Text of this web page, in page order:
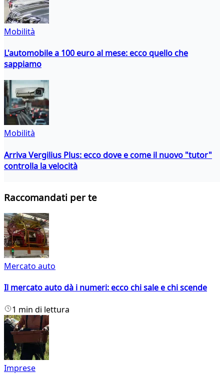
Mobilità
L'automobile a 100 euro al mese: ecco quello che
sappiamo
Mobilità
Arriva Vergilius Plus: ecco dove e come il nuovo "tutor"
controlla la velocità
Raccomandati per te
Mercato auto
Il mercato auto dà i numeri: ecco chi sale e chi scende
1 min di lettura
Imprese